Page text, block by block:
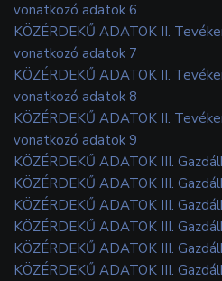
vonatkozó adatok 6
KÖZÉRDEKŰ ADATOK II.
vonatkozó adatok 7
KÖZÉRDEKŰ ADATOK II.
vonatkozó adatok 8
KÖZÉRDEKŰ ADATOK II.
vonatkozó adatok 9
KÖZÉRDEKŰ ADATOK III.
KÖZÉRDEKŰ ADATOK III.
KÖZÉRDEKŰ ADATOK III.
KÖZÉRDEKŰ ADATOK III.
KÖZÉRDEKŰ ADATOK III.
KÖZÉRDEKŰ ADATOK III.